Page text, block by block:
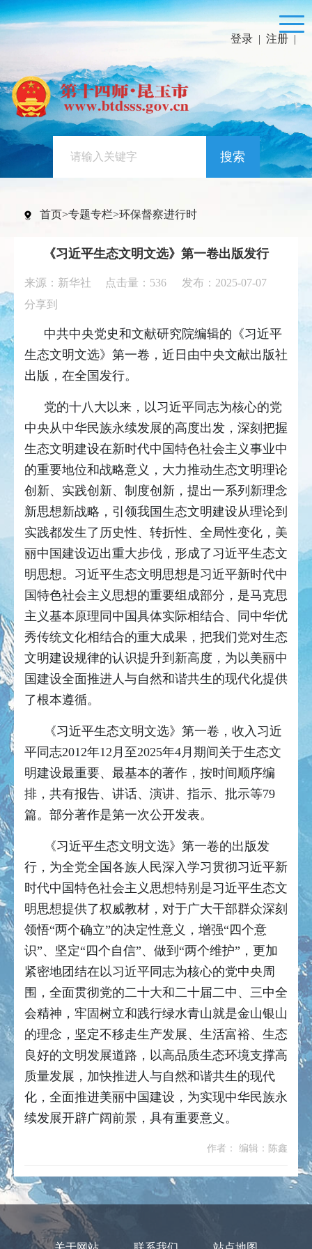
登录 | 注册 |
搜索
首页>专题专栏>环保督察进行时
《习近平生态文明文选》第一卷出版发行
来源：新华社 点击量： 536
发布：2025-07-07
分享到
中共中央党史和文献研究院编辑的《习近平
生态文明文选》第一卷，近日由中央文献出版社
出版，在全国发行。
党的十八大以来，以习近平同志为核心的党
中央从中华民族永续发展的高度出发，深刻把握
生态文明建设在新时代中国特色社会主义事业中
的重要地位和战略意义，大力推动生态文明理论
创新、实践创新、制度创新，提出一系列新理念
新思想新战略，引领我国生态文明建设从理论到
实践都发生了历史性、转折性、全局性变化，美
丽中国建设迈出重大步伐，形成了习近平生态文
明思想。习近平生态文明思想是习近平新时代中
国特色社会主义思想的重要组成部分，是马克思
主义基本原理同中国具体实际相结合、同中华优
秀传统文化相结合的重大成果，把我们党对生态
文明建设规律的认识提升到新高度，为以美丽中
国建设全面推进人与自然和谐共生的现代化提供
了根本遵循。
《习近平生态文明文选》第一卷，收入习近
平同志2012年12月至2025年4月期间关于生态文
明建设最重要、最基本的著作，按时间顺序编
排，共有报告、讲话、演讲、指示、批示等79
篇。部分著作是第一次公开发表。
《习近平生态文明文选》第一卷的出版发
行，为全党全国各族人民深入学习贯彻习近平新
时代中国特色社会主义思想特别是习近平生态文
明思想提供了权威教材，对于广大干部群众深刻
领悟“两个确立”的决定性意义，增强“四个意
识”、坚定“四个自信”、做到“两个维护”，更加
紧密地团结在以习近平同志为核心的党中央周
围，全面贯彻党的二十大和二十届二中、三中全
会精神，牢固树立和践行绿水青山就是金山银山
的理念，坚定不移走生产发展、生活富裕、生态
良好的文明发展道路，以高品质生态环境支撑高
质量发展，加快推进人与自然和谐共生的现代
化，全面推进美丽中国建设，为实现中华民族永
续发展开辟广阔前景，具有重要意义。
作者： 编辑：陈鑫